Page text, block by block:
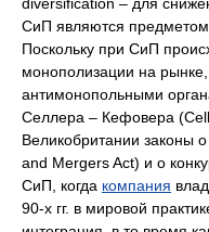
СиП являются предметом
Поскольку при СиП
монополизации на
антимонопольными
Селлера – Кефовера
Великобритании законы
and Mergers Act) и о
СиП, когда компания
90-х гг. в мировой